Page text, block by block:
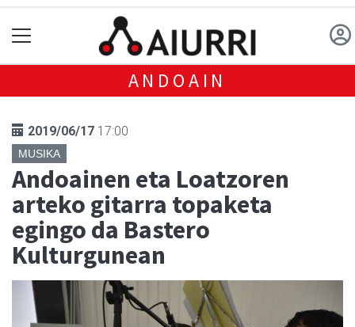
ANDOAIN
2019/06/17 17:00
MUSIKA
Andoainen eta Loatzoren
arteko gitarra topaketa
egingo da Bastero
Kulturgunean